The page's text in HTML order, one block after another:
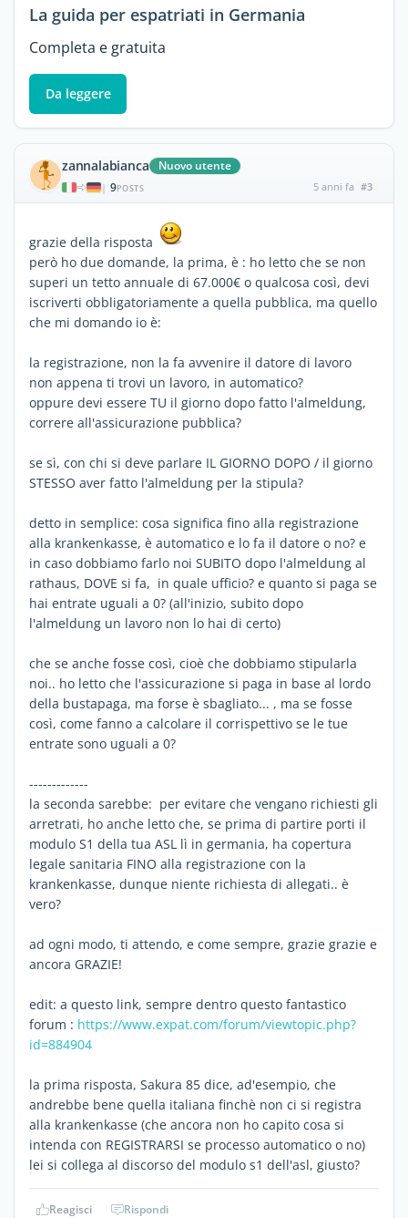
La guida per espatriati in Germania
Completa e gratuita
Da leggere
zannalabianca Nuovo utente
| 9POSTS 5 anni fa #3
grazie della risposta
però ho due domande, la prima, è : ho letto che se non
superi un tetto annuale di 67.000€ o qualcosa così, devi
iscriverti obbligatoriamente a quella pubblica, ma quello
che mi domando io è:
la registrazione, non la fa avvenire il datore di lavoro
non appena ti trovi un lavoro, in automatico?
oppure devi essere TU il giorno dopo fatto l'almeldung,
correre all'assicurazione pubblica?
se sì, con chi si deve parlare IL GIORNO DOPO / il giorno
STESSO aver fatto l'almeldung per la stipula?
detto in semplice: cosa significa fino alla registrazione
alla krankenkasse, è automatico e lo fa il datore o no? e
in caso dobbiamo farlo noi SUBITO dopo l'almeldung al
rathaus, DOVE si fa, in quale ufficio? e quanto si paga se
hai entrate uguali a 0? (all'inizio, subito dopo
l'almeldung un lavoro non lo hai di certo)
che se anche fosse così, cioè che dobbiamo stipularla
noi.. ho letto che l'assicurazione si paga in base al lordo
della bustapaga, ma forse è sbagliato... , ma se fosse
così, come fanno a calcolare il corrispettivo se le tue
entrate sono uguali a 0?
-------------
la seconda sarebbe: per evitare che vengano richiesti gli
arretrati, ho anche letto che, se prima di partire porti il
modulo S1 della tua ASL lì in germania, ha copertura
legale sanitaria FINO alla registrazione con la
krankenkasse, dunque niente richiesta di allegati.. è
vero?
ad ogni modo, ti attendo, e come sempre, grazie grazie e
ancora GRAZIE!
edit: a questo link, sempre dentro questo fantastico
forum : https://www.expat.com/forum/viewtopic.php?
id=884904
la prima risposta, Sakura 85 dice, ad'esempio, che
andrebbe bene quella italiana finchè non ci si registra
alla krankenkasse (che ancora non ho capito cosa si
intenda con REGISTRARSI se processo automatico o no)
lei si collega al discorso del modulo s1 dell'asl, giusto?
Reagisci Rispondi